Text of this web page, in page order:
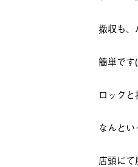
撤収も、
簡単で
ロック
なんとい
店頭にて